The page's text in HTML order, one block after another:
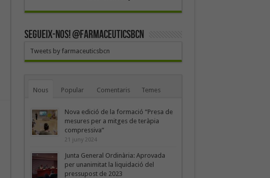
SEGUEIX-NOS! @farmaceuticsbcn
Tweets by farmaceuticsbcn
Nous Popular Comentaris Temes
Nova edició de la formació “Presa de
mesures per a mitges de teràpia
compressiva”
21 juny 2024
Junta General Ordinària: Aprovada
per unanimitat la liquidació del
pressupost de 2023